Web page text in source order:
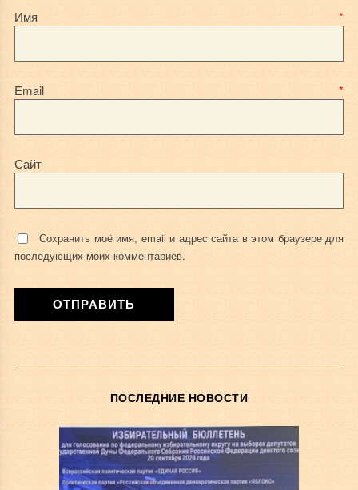
Имя*
Email*
Сайт
Сохранить моё имя, email и адрес сайта в этом браузере для
последующих моих комментариев.
ПОСЛЕДНИЕ НОВОСТИ